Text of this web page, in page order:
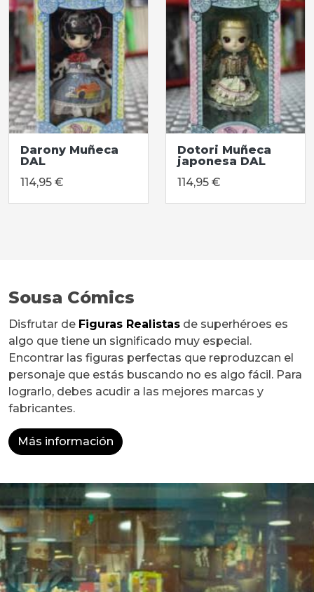
Darony Muñeca
DAL
114,95 €
Dotori Muñeca
japonesa DAL
114,95 €
Sousa Cómics
Disfrutar de Figuras Realistas de superhéroes es
algo que tiene un significado muy especial.
Encontrar las figuras perfectas que reproduzcan el
personaje que estás buscando no es algo fácil. Para
lograrlo, debes acudir a las mejores marcas y
fabricantes.
Más información